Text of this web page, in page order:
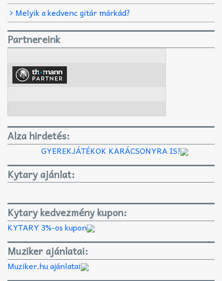
Melyik a kedvenc gitár márkád?
Partnereink
Alza hirdetés:
GYEREKJÁTÉKOK KARÁCSONYRA IS!
Kytary ajánlat:
Kytary kedvezmény kupon:
KYTARY 3%-os kupon
Muziker ajánlatai:
Muziker.hu ajánlatai